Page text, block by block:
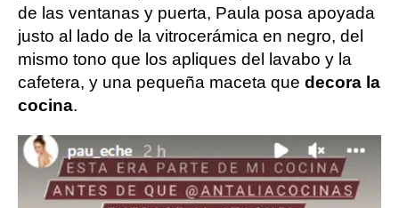
de las ventanas y puerta, Paula posa apoyada
justo al lado de la vitrocerámica en negro, del
mismo tono que los apliques del lavabo y la
cafetera, y una pequeña maceta que decora la
cocina.